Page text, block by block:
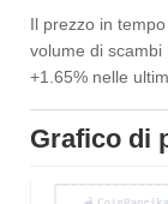
Il prezzo in
volume di scambi
+1.65% nelle
Grafico di